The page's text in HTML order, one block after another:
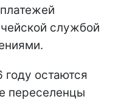
службой
остаются
переселенцы